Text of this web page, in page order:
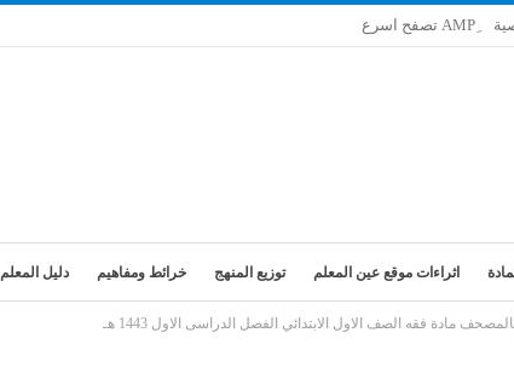
اثراءات موقع عين المعلم توزيع المنهج خرائط ومفاهيم دليل المعلم
مادة فقه الصف الاول الابتدائي الفصل الدراسى الاول 1443 هـ